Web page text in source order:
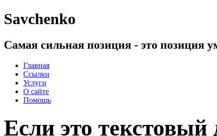
Savchenko
Самая сильная позиция - это позиция
Главная
Ссылки
Услуги
О сайте
Помощь
Если это текстовый